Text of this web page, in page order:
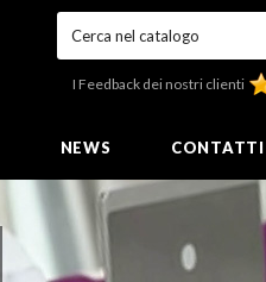
Cerca nel catalogo
I Feedback dei nostri clienti
NEWS CONTATTI